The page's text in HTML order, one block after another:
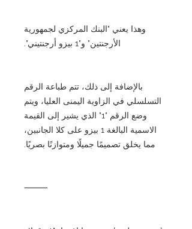
وهذا يعني "البنك المركزي لجمهورية
الأرجنتين" و"1 بيزو أرجنتيني".
بالإضافة إلى ذلك، تتم طباعة الرقم
التسلسلي في الزاوية اليمنى العليا، ويتم
وضع الرقم "1" الذي يشير إلى القيمة
الاسمية البالغة 1 بيزو على كلا الجانبين،
مما يخلق تصميمًا جميلًا ومتوازنًا بصريًا.
⸻